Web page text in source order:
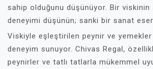
sahip olduğunu düşünüyor. Bir viskinin
deneyimi düşünün; sanki bir sanat
Viskiyle eşleştirilen peynir ve
deneyim sunuyor. Chivas Regal,
peynirler ve tatlı tatlarla mükemmel